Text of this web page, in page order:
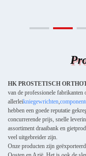
HK PROSTETISCH
van de professionele fabrikanten
allerleikniegewrichten,
hebben een goede reputatie
concurrerende prijs, snelle
assortiment draaibank en
veel uitgebreider zijn.
Onze producten zijn